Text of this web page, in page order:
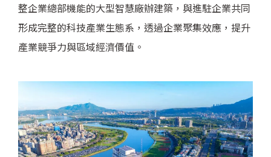
整企業總部機能的大型智慧廠辦建築，與進駐企業共同
形成完整的科技產業生態系，透過企業聚集效應，提升
產業競爭力與區域經濟價值。